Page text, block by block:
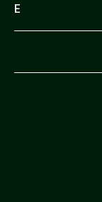
E